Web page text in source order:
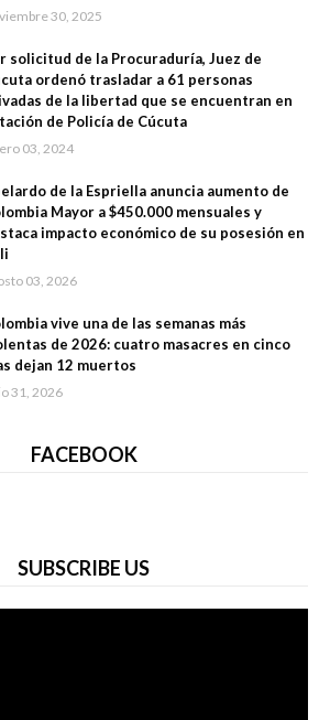
30, 2025
solicitud de la Procuraduría, Juez de
ordenó trasladar a 61 personas
de la libertad que se encuentran en
de Policía de Cúcuta
03, 2024
de la Espriella anuncia aumento de
Mayor a $450.000 mensuales y
impacto económico de su posesión en
03, 2026
vive una de las semanas más
de 2026: cuatro masacres en cinco
dejan 12 muertos
31, 2026
FACEBOOK
SUBSCRIBE US